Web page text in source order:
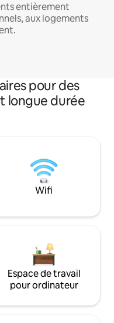
entièrement
aux logements
pour des
longue durée
Wifi
Espace de travail
pour ordinateur